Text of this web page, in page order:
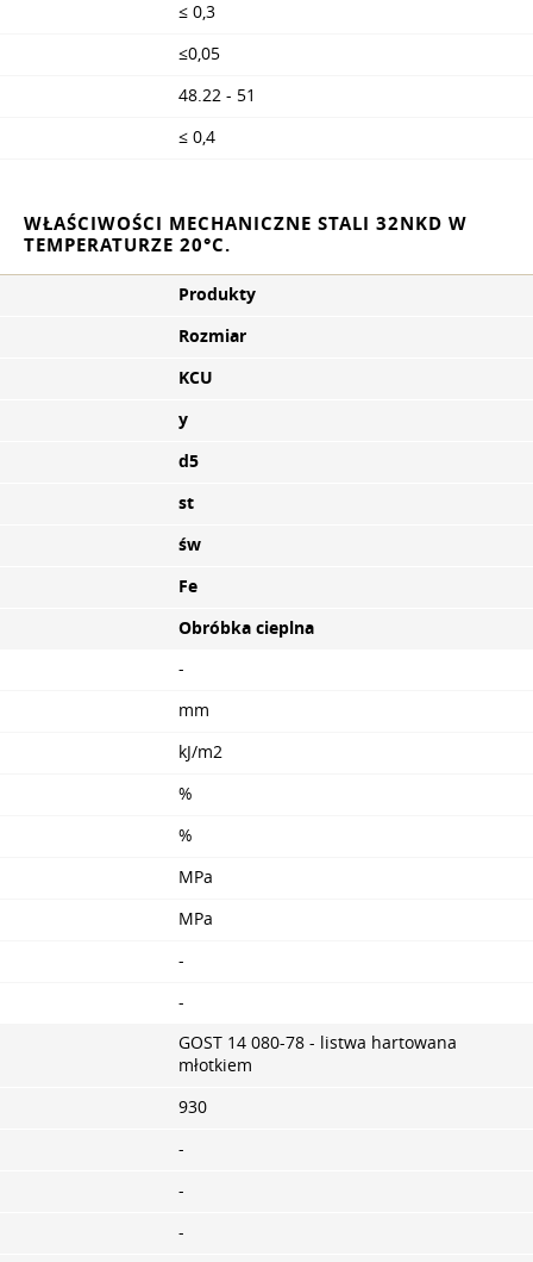
≤ 0,3
≤0,05
48.22 - 51
≤ 0,4
WŁAŚCIWOŚCI MECHANICZNE STALI 32NKD W
TEMPERATURZE 20°C.
Produkty
Rozmiar
KCU
y
d5
st
św
Fe
Obróbka cieplna
-
mm
kJ/m2
%
%
MPa
MPa
-
-
GOST 14 080-78 - listwa hartowana
młotkiem
930
-
-
-